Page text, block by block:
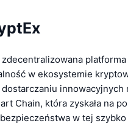
w ekosystemie
Chain, która zyskała na
w tej